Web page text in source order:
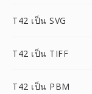
T42 เป็น SVG
T42 เป็น TIFF
T42 เป็น PBM